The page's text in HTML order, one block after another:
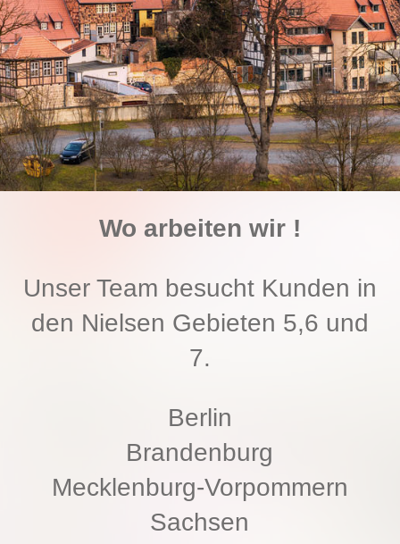
Wo arbeiten wir !
Unser Team besucht Kunden in
den Nielsen Gebieten 5,6 und
7.
Berlin
Brandenburg
Mecklenburg-Vorpommern
Sachsen